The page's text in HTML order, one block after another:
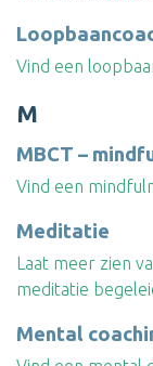
Vind een
M
MBCT –
Vind een
Meditatie
Laat meer zien
meditatie
Mental